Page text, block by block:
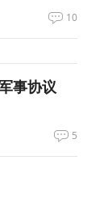
10
事协议
5